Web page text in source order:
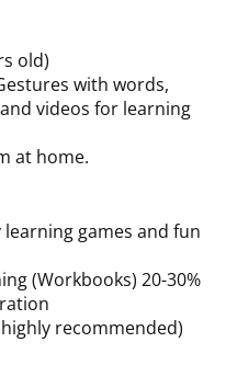
old)
with words,
videos for learning
at home.
games and fun
(Workbooks) 20-30%
recommended)